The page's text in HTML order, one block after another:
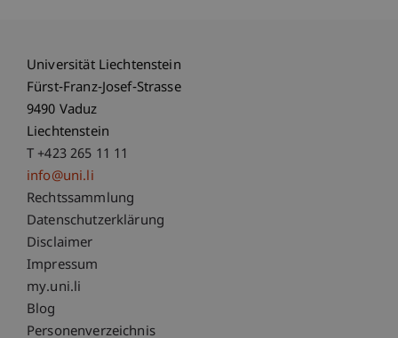
Universität Liechtenstein
Fürst-Franz-Josef-Strasse
9490 Vaduz
Liechtenstein
T +423 265 11 11
info@uni.li
Fußzeile Rechtliche Hinweise
Rechtssammlung
Datenschutzerklärung
Disclaimer
Impressum
Fußzeile Subdomain-Verzeichnis
my.uni.li
Blog
Personenverzeichnis